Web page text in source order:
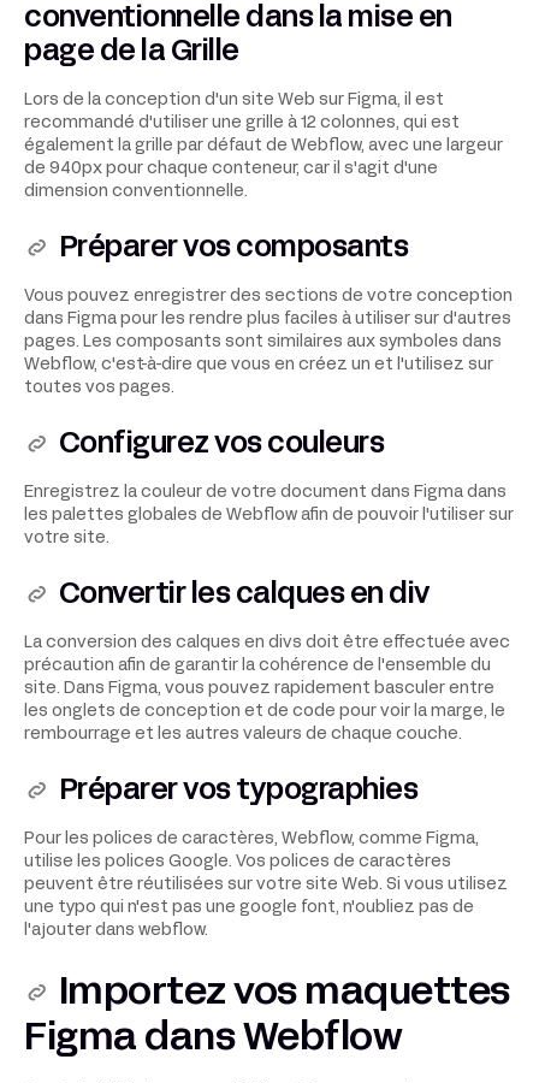
conventionnelle dans la mise en
page de la Grille
Lors de la conception d'un site Web sur Figma, il est
recommandé d'utiliser une grille à 12 colonnes, qui est
également la grille par défaut de Webflow, avec une largeur
de 940px pour chaque conteneur, car il s'agit d'une
dimension conventionnelle.
Préparer vos composants
Vous pouvez enregistrer des sections de votre conception
dans Figma pour les rendre plus faciles à utiliser sur d'autres
pages. Les composants sont similaires aux symboles dans
Webflow, c'est-à-dire que vous en créez un et l'utilisez sur
toutes vos pages.
Configurez vos couleurs
Enregistrez la couleur de votre document dans Figma dans
les palettes globales de Webflow afin de pouvoir l'utiliser sur
votre site.
Convertir les calques en div
La conversion des calques en divs doit être effectuée avec
précaution afin de garantir la cohérence de l'ensemble du
site. Dans Figma, vous pouvez rapidement basculer entre
les onglets de conception et de code pour voir la marge, le
rembourrage et les autres valeurs de chaque couche.
Préparer vos typographies
Pour les polices de caractères, Webflow, comme Figma,
utilise les polices Google. Vos polices de caractères
peuvent être réutilisées sur votre site Web. Si vous utilisez
une typo qui n'est pas une google font, n'oubliez pas de
l'ajouter dans webflow.
Importez vos maquettes
Figma dans Webflow